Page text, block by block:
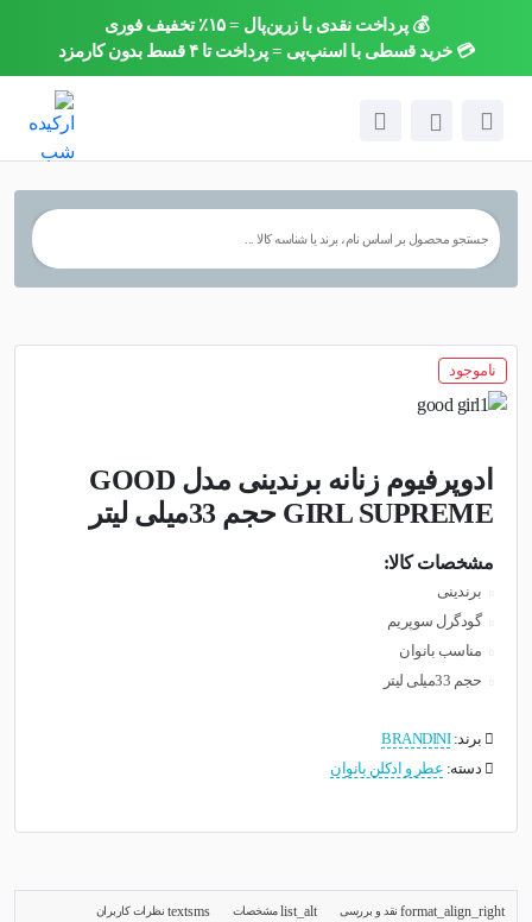
💰 پرداخت نقدی با زرین‌پال = ۱۵٪ تخفیف فوری
💳 خرید قسطی با اسنپ‌پی = پرداخت تا ۴ قسط بدون کارمزد×
ناموجود
ادوپرفیوم زنانه برندینی مدل GOOD
GIRL SUPREME حجم 33میلی لیتر
مشخصات کالا:
برندینی
گودگرل سوپریم
مناسب بانوان
حجم 33میلی لیتر
برند:BRANDINI
دسته: عطر و ادکلن بانوان
نقد و بررسی مشخصات نظرات کاربران